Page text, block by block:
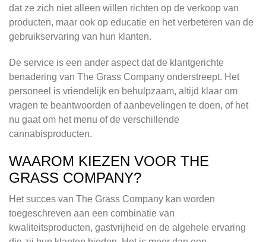
dat ze zich niet alleen willen richten op de verkoop van
producten, maar ook op educatie en het verbeteren van de
gebruikservaring van hun klanten.
De service is een ander aspect dat de klantgerichte
benadering van The Grass Company onderstreept. Het
personeel is vriendelijk en behulpzaam, altijd klaar om
vragen te beantwoorden of aanbevelingen te doen, of het
nu gaat om het menu of de verschillende
cannabisproducten.
WAAROM KIEZEN VOOR THE
GRASS COMPANY?
Het succes van The Grass Company kan worden
toegeschreven aan een combinatie van
kwaliteitsproducten, gastvrijheid en de algehele ervaring